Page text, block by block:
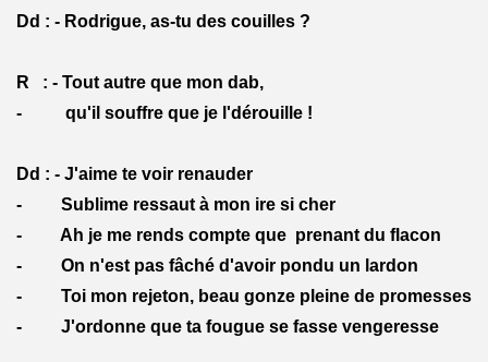
Dd : - Rodrigue, as-tu des couilles ?
R : - Tout autre que mon dab,
- qu'il souffre que je l'dérouille !
Dd : - J'aime te voir renauder
- Sublime ressaut à mon ire si cher
- Ah je me rends compte que prenant du flacon
- On n'est pas fâché d'avoir pondu un lardon
- Toi mon rejeton, beau gonze pleine de promesses
- J'ordonne que ta fougue se fasse vengeresse